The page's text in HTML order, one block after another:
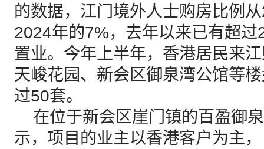
的数据，江门境外人士购房比例
2024年的7%，去年以来已有超
置业。今年上半年，香港居民来
天峻花园、新会区御泉湾公馆等
过50套。
在位于新会区崖门镇的百盈御
示，项目的业主以香港客户为主